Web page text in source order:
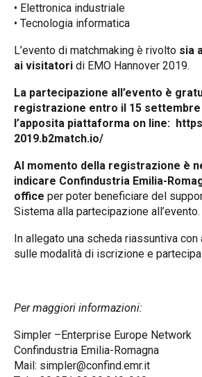
• Elettronica industriale
• Tecnologia informatica
L’evento di matchmaking è rivolto sia
ai visitatori di EMO Hannover 2019.
La partecipazione all’evento è
registrazione entro il 15
l’apposita piattaforma on line:
2019.b2match.io/
Al momento della registrazione è
indicare Confindustria Emilia-
office per poter beneficiare del
Sistema alla partecipazione all’evento.
In allegato una scheda riassuntiva
sulle modalità di iscrizione e
Per maggiori informazioni:
Simpler –Enterprise Europe Network
Confindustria Emilia-Romagna
Mail: simpler@confind.emr.it